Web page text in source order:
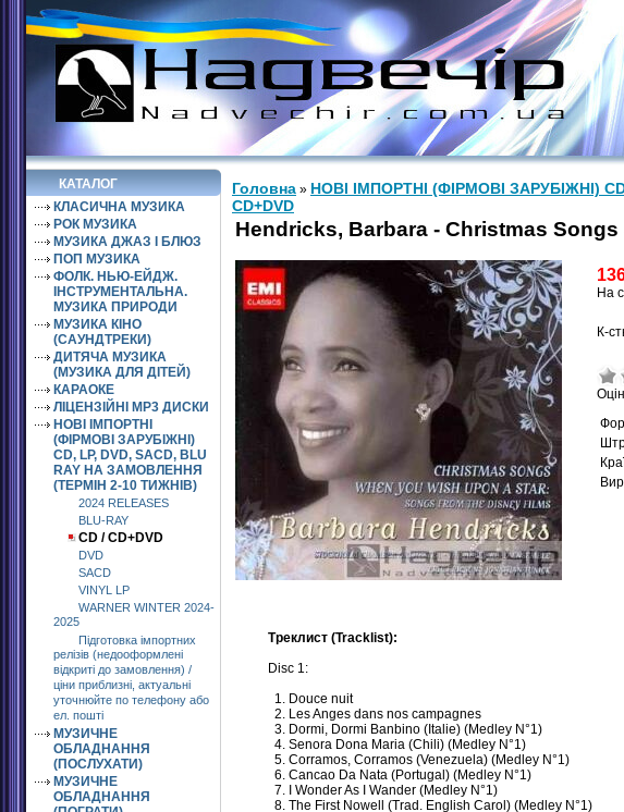
КАТАЛОГ
КЛАСИЧНА МУЗИКА
РОК МУЗИКА
МУЗИКА ДЖАЗ І БЛЮЗ
ПОП МУЗИКА
ФОЛК. НЬЮ-ЕЙДЖ.
ІНСТРУМЕНТАЛЬНА.
МУЗИКА ПРИРОДИ
МУЗИКА КІНО
(САУНДТРЕКИ)
ДИТЯЧА МУЗИКА
(МУЗИКА ДЛЯ ДІТЕЙ)
КАРАОКЕ
ЛІЦЕНЗІЙНІ MP3 ДИСКИ
НОВІ ІМПОРТНІ
(ФІРМОВІ ЗАРУБІЖНІ)
CD, LP, DVD, SACD, BLU
RAY НА ЗАМОВЛЕННЯ
(ТЕРМІН 2-10 ТИЖНІВ)
2024 RELEASES
BLU-RAY
CD / CD+DVD
DVD
SACD
VINYL LP
WARNER WINTER 2024-
2025
Підготовка імпортних
релізів (недооформлені
відкриті до замовлення) /
ціни приблизні, актуальні
уточнюйте по телефону або
ел. пошті
МУЗИЧНЕ
ОБЛАДНАННЯ
(ПОСЛУХАТИ)
МУЗИЧНЕ
ОБЛАДНАННЯ
Головна » НОВІ ІМПОРТНІ (ФІРМОВІ ЗАРУБІЖНІ)
CD+DVD
Hendricks, Barbara - Christmas
На
К-
Треклист (Tracklist):
Disc 1:
1. Douce nuit
2. Les Anges dans nos campagnes
3. Dormi, Dormi Banbino (Italie) (Medley N°1)
4. Senora Dona Maria (Chili) (Medley N°1)
5. Corramos, Corramos (Venezuela) (Medley N°1)
6. Cancao Da Nata (Portugal) (Medley N°1)
7. I Wonder As I Wander (Medley N°1)
8. The First Nowell (Trad. English Carol) (Medley N°1)